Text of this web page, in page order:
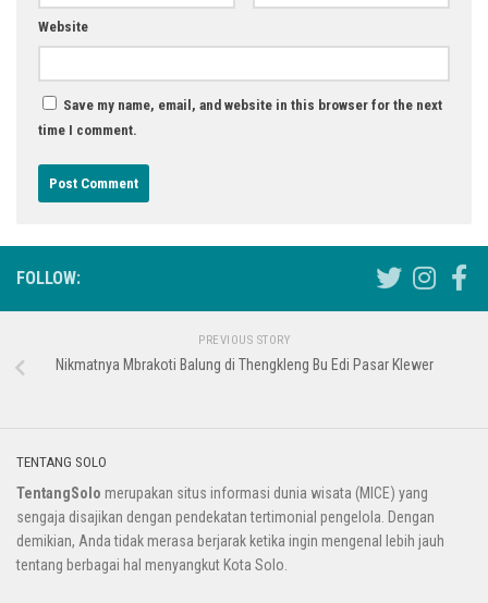
Website
Save my name, email, and website in this browser for the next
time I comment.
FOLLOW:
PREVIOUS STORY
Nikmatnya Mbrakoti Balung di Thengkleng Bu Edi Pasar Klewer
TENTANG SOLO
TentangSolo merupakan situs informasi dunia wisata (MICE) yang
sengaja disajikan dengan pendekatan tertimonial pengelola. Dengan
demikian, Anda tidak merasa berjarak ketika ingin mengenal lebih jauh
tentang berbagai hal menyangkut Kota Solo.